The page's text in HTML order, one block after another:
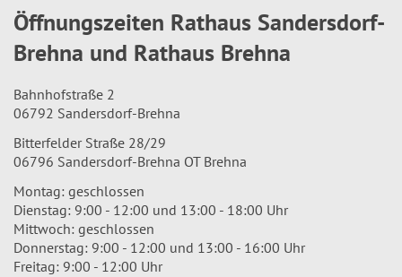
Öffnungszeiten Rathaus Sandersdorf-
Brehna und Rathaus Brehna
Bahnhofstraße 2
06792 Sandersdorf-Brehna
Bitterfelder Straße 28/29
06796 Sandersdorf-Brehna OT Brehna
Montag: geschlossen
Dienstag: 9:00 - 12:00 und 13:00 - 18:00 Uhr
Mittwoch: geschlossen
Donnerstag: 9:00 - 12:00 und 13:00 - 16:00 Uhr
Freitag: 9:00 - 12:00 Uhr